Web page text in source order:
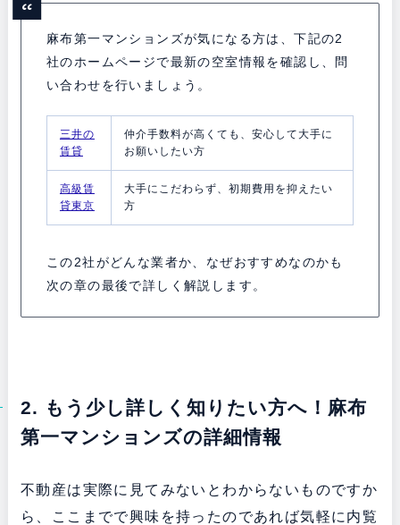
麻布第一マンションズが気になる方は、下記の2
社のホームページで最新の空室情報を確認し、問
い合わせを行いましょう。
三井の
賃貸
仲介手数料が高くても、安心して大手に
お願いしたい方
高級賃
貸東京
大手にこだわらず、初期費用を抑えたい
方
この2社がどんな業者か、なぜおすすめなのかも
次の章の最後で詳しく解説します。
2. もう少し詳しく知りたい方へ！麻布
第一マンションズの詳細情報
不動産は実際に見てみないとわからないものですか
ら、ここまでで興味を持ったのであれば気軽に内覧